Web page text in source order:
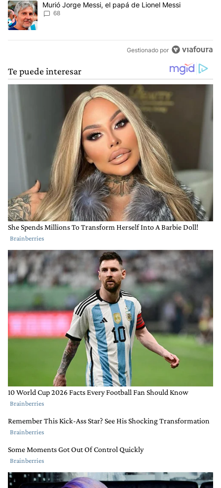
Un artículo de tendencia con el título "Murió Jorge Messi, el
Murió Jorge Messi, el papá de Lionel Messi
68
Gestionado por